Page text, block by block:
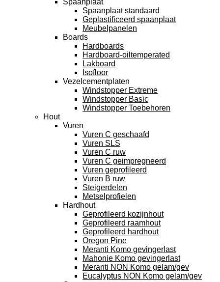
Spaanplaat
Spaanplaat standaard
Geplastificeerd spaanplaat
Meubelpanelen
Boards
Hardboards
Hardboard-oiltemperated
Lakboard
Isofloor
Vezelcementplaten
Windstopper Extreme
Windstopper Basic
Windstopper Toebehoren
Hout
Vuren
Vuren C geschaafd
Vuren SLS
Vuren C ruw
Vuren C geimpregneerd
Vuren geprofileerd
Vuren B ruw
Steigerdelen
Metselprofielen
Hardhout
Geprofileerd kozijnhout
Geprofileerd raamhout
Geprofileerd hardhout
Oregon Pine
Meranti Komo gevingerlast
Mahonie Komo gevingerlast
Meranti NON Komo gelam/gev
Eucalyptus NON Komo gelam/gev